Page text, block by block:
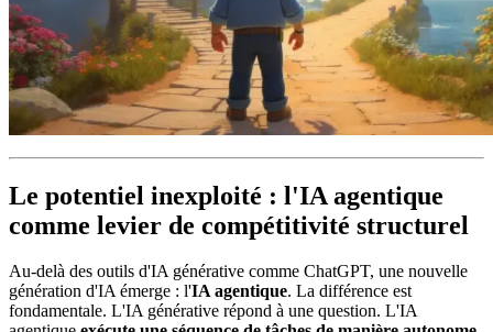
Le potentiel inexploité : l'IA agentique
comme levier de compétitivité structurel
Au-delà des outils d'IA générative comme ChatGPT, une nouvelle
génération d'IA émerge : l'IA agentique. La différence est
fondamentale. L'IA générative répond à une question. L'IA